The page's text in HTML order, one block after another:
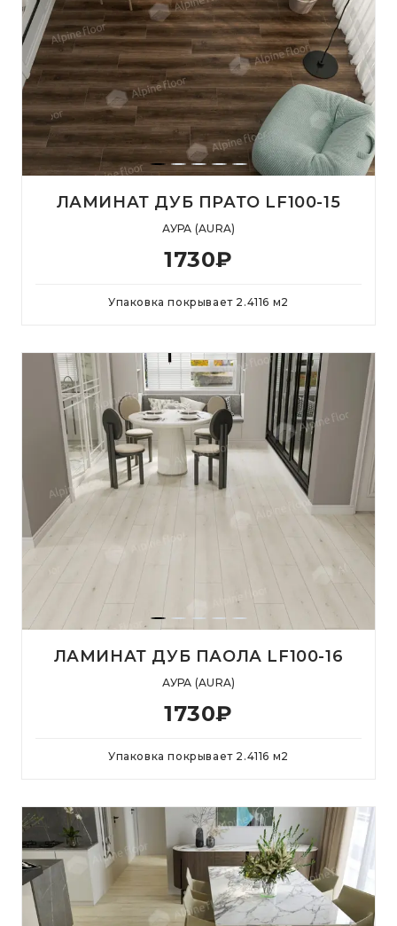
ЛАМИНАТ ДУБ ПРАТО LF100-15
АУРА (AURA)
1730₽
Упаковка покрывает 2.4116 м2
ЛАМИНАТ ДУБ ПАОЛА LF100-16
АУРА (AURA)
1730₽
Упаковка покрывает 2.4116 м2